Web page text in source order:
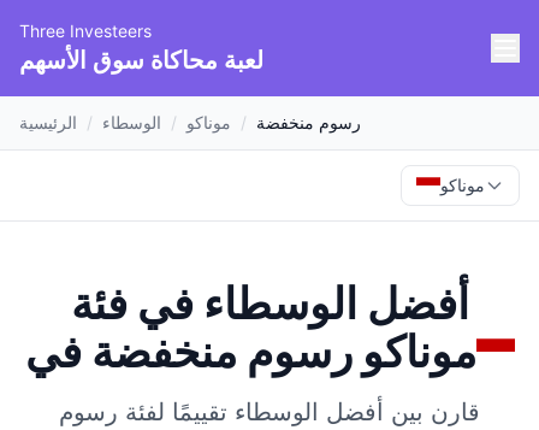
Three Investeers
لعبة محاكاة سوق الأسهم
الرئيسية / الوسطاء / موناكو / رسوم منخفضة
موناكو
أفضل الوسطاء في فئة
رسوم منخفضةفي موناكو
قارن بين أفضل الوسطاء تقييمًا لفئة رسوم